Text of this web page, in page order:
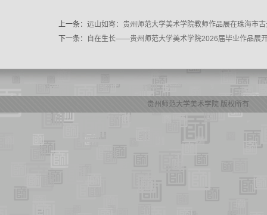
上一条：远山如寄：贵州师范大学美术学院教师作品展在珠海市
下一条：
自在生长——贵州师范大学美术学院2026届毕业作品展
贵州师范大学美术学院 版权所有